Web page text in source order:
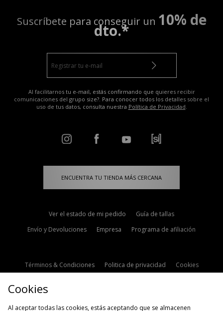
Suscríbete para conseguir un 10% de
dto.*
Al facilitarnos tu e-mail, estás confirmando que quieres recibir
comunicaciones del grupo size?. Para conocer todos los detalles sobre el
uso de tus datos, consulta nuestra Política de Privacidad.
ENCUENTRA TU TIENDA MÁS CERCANA
Ver el estado de mi pedido
Guía de tallas
Envío y Devoluciones
Empresa Programa de afiliación
Términos & Condiciones Politica de privacidad
Cookies
Cookies
Al aceptar todas las cookies, estás aceptando que se almacenen